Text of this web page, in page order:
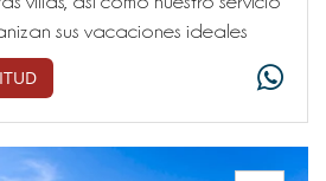
sus vacaciones ideales